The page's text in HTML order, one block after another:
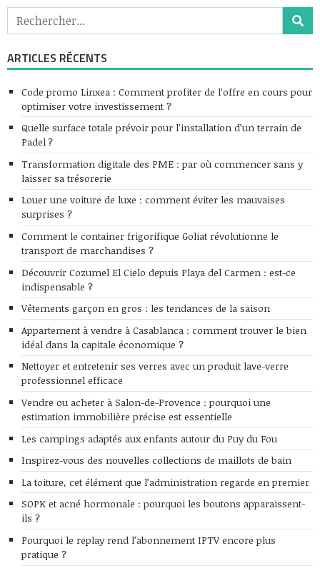
ARTICLES RÉCENTS
Code promo Linxea : Comment profiter de l’offre en cours pour
optimiser votre investissement ?
Quelle surface totale prévoir pour l’installation d’un terrain de
Padel ?
Transformation digitale des PME : par où commencer sans y
laisser sa trésorerie
Louer une voiture de luxe : comment éviter les mauvaises
surprises ?
Comment le container frigorifique Goliat révolutionne le
transport de marchandises ?
Découvrir Cozumel El Cielo depuis Playa del Carmen : est-ce
indispensable ?
Vêtements garçon en gros : les tendances de la saison
Appartement à vendre à Casablanca : comment trouver le bien
idéal dans la capitale économique ?
Nettoyer et entretenir ses verres avec un produit lave-verre
professionnel efficace
Vendre ou acheter à Salon-de-Provence : pourquoi une
estimation immobilière précise est essentielle
Les campings adaptés aux enfants autour du Puy du Fou
Inspirez-vous des nouvelles collections de maillots de bain
La toiture, cet élément que l’administration regarde en premier
SOPK et acné hormonale : pourquoi les boutons apparaissent-
ils ?
Pourquoi le replay rend l’abonnement IPTV encore plus
pratique ?